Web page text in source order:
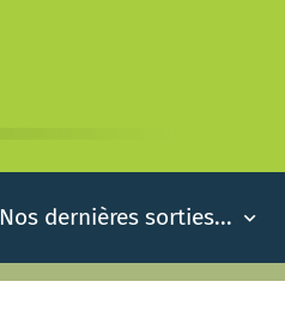
Nos dernières sorties...